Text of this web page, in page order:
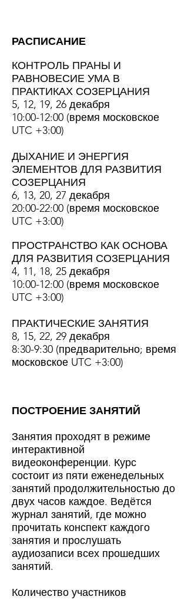
РАСПИСАНИЕ
КОНТРОЛЬ ПРАНЫ И
РАВНОВЕСИЕ УМА В
ПРАКТИКАХ СОЗЕРЦАНИЯ
5, 12, 19, 26 декабря
10:00-12:00 (время московское
UTC +3:00)
ДЫХАНИЕ И ЭНЕРГИЯ
ЭЛЕМЕНТОВ ДЛЯ РАЗВИТИЯ
СОЗЕРЦАНИЯ
6, 13, 20, 27 декабря
20:00-22:00 (время московское
UTC +3:00)
ПРОСТРАНСТВО КАК ОСНОВА
ДЛЯ РАЗВИТИЯ СОЗЕРЦАНИЯ
4, 11, 18, 25 декабря
10:00-12:00 (время московское
UTC +3:00)
ПРАКТИЧЕСКИЕ ЗАНЯТИЯ
8, 15, 22, 29 декабря
8:30-9:30 (предварительно; время
московское UTC +3:00)
ПОСТРОЕНИЕ ЗАНЯТИЙ
Занятия проходят в режиме
интерактивной
видеоконференции. Курс
состоит из пяти еженедельных
занятий продолжительностью до
двух часов каждое. Ведётся
журнал занятий, где можно
прочитать конспект каждого
занятия и прослушать
аудиозаписи всех прошедших
занятий.
Количество участников